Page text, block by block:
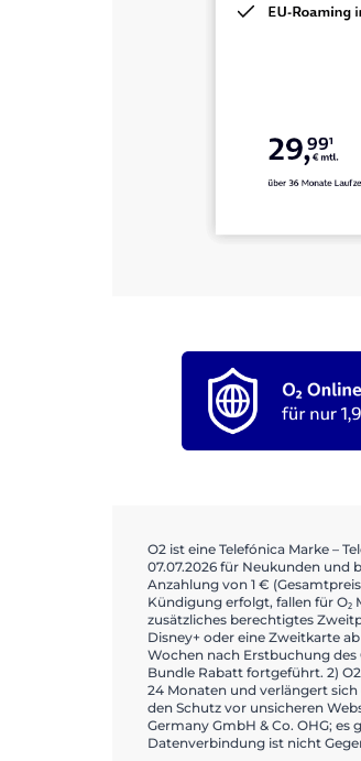
O2 ist eine Telefónica Marke –
07.07.2026 für Neukunden und
Anzahlung von 1 €
Kündigung erfolgt, fallen für O₂
zusätzliches berechtigtes
Disney+ oder eine Zweitkarte
Wochen nach Erstbuchung
Bundle Rabatt fortgeführt. 2)
24 Monaten und verlängert
den Schutz vor unsicheren
Germany GmbH & Co. OHG;
Datenverbindung ist nicht